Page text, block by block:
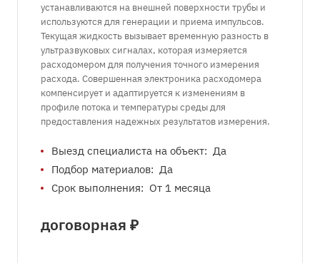
устанавливаются на внешней поверхности трубы и
используются для генерации и приема импульсов.
Текущая жидкость вызывает временную разность в
ультразвуковых сигналах, которая измеряется
расходомером для получения точного измерения
расхода. Совершенная электроника расходомера
компенсирует и адаптируется к изменениям в
профиле потока и температуры среды для
предоставления надежных результатов измерения.
Выезд специалиста на объект: Да
Подбор материалов: Да
Срок выполнения: От 1 месяца
договорная ₽